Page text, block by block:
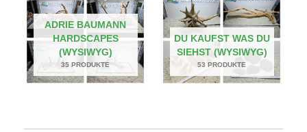
ADRIE BAUMANN
HARDSCAPES
(WYSIWYG)
35 PRODUKTE
DU KAUFST WAS DU
SIEHST (WYSIWYG)
53 PRODUKTE